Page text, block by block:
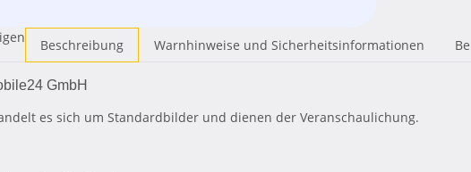
Beschreibung Warnhinweise und Sicherheitsinformationen
GmbH
es sich um Standardbilder und dienen der Veranschaulichung.